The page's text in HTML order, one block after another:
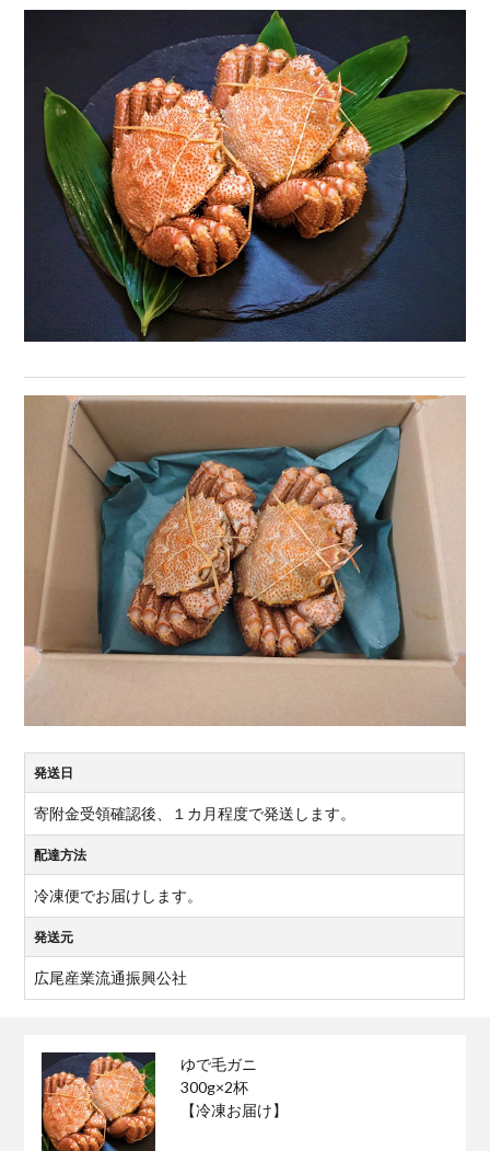
発送日
寄附金受領確認後、１カ月程度で発送します。
配達方法
冷凍便でお届けします。
発送元
広尾産業流通振興公社
ゆで毛ガニ
300g×2杯
【冷凍お届け】